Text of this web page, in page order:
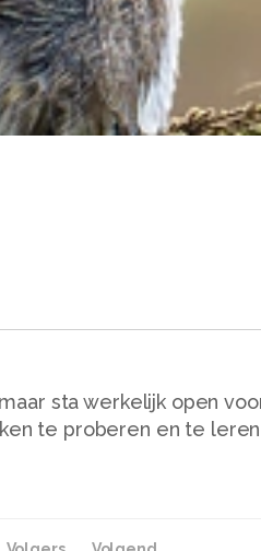
sta werkelijk open
te proberen en te